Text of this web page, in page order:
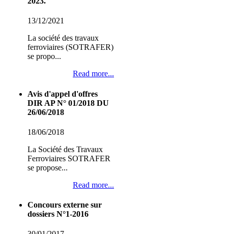
13/12/2021
La société des travaux
ferroviaires (SOTRAFER)
se propo...
Read more...
Avis d'appel d'offres
DIR AP N° 01/2018 DU
26/06/2018
18/06/2018
La Société des Travaux
Ferroviaires SOTRAFER
se propose...
Read more...
Concours externe sur
dossiers N°1-2016